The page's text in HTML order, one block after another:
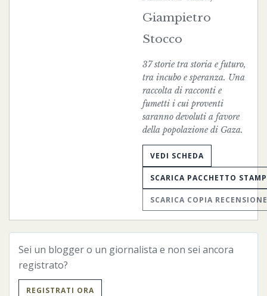
Giampietro
Stocco
37 storie tra storia e futuro,
tra incubo e speranza. Una
raccolta di racconti e
fumetti i cui proventi
saranno devoluti a favore
della popolazione di Gaza.
VEDI SCHEDA
SCARICA PACCHETTO
SCARICA COPIA RECENSIONE
Sei un blogger o un giornalista e non sei ancora
registrato?
REGISTRATI ORA